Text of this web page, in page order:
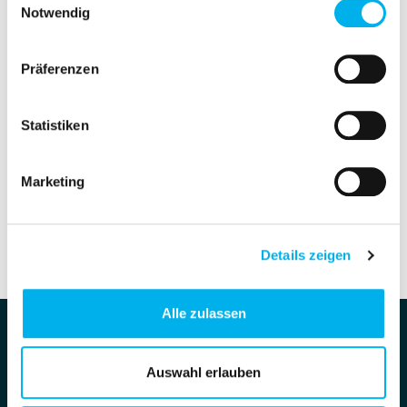
Notwendig
Präferenzen
Statistiken
Marketing
Details zeigen
Alle zulassen
Auswahl erlauben
Product details are temporarily not available. Please try